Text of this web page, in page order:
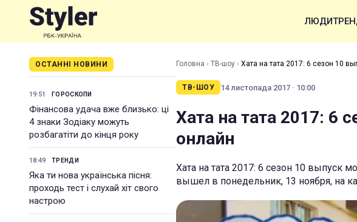
ЛЮДИ
ОСТАННІ НОВИНИ
19:51 ГОРОСКОПИ
Фінансова удача вже близько: ці
4 знаки Зодіаку можуть
розбагатіти до кінця року
18:49 ТРЕНДИ
Яка ти нова українська пісня:
проходь тест і слухай хіт свого
настрою
Головна › ТВ-шоу › Хата на тата 2017: 6 сезон 10
ТВ-ШОУ 14 листопада 2017 · 10:00
Хата на тата 2017: 6
онлайн
Хата на тата 2017: 6 сезон 10 выпуск
вышел в понедельник, 13 ноября, на